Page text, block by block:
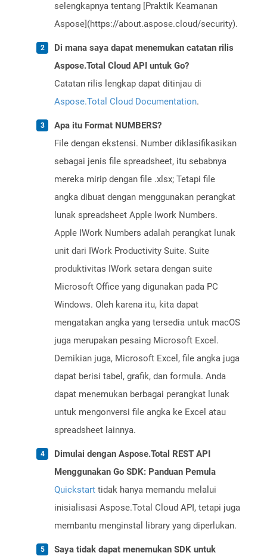
selengkapnya tentang [Praktik Keamanan
Aspose](https://about.aspose.cloud/security).
Di mana saya dapat menemukan catatan rilis
Aspose.Total Cloud API untuk Go?
Catatan rilis lengkap dapat ditinjau di
Aspose.Total Cloud Documentation.
Apa itu Format NUMBERS?
File dengan ekstensi. Number diklasifikasikan
sebagai jenis file spreadsheet, itu sebabnya
mereka mirip dengan file .xlsx; Tetapi file
angka dibuat dengan menggunakan perangkat
lunak spreadsheet Apple Iwork Numbers.
Apple IWork Numbers adalah perangkat lunak
unit dari IWork Productivity Suite. Suite
produktivitas IWork setara dengan suite
Microsoft Office yang digunakan pada PC
Windows. Oleh karena itu, kita dapat
mengatakan angka yang tersedia untuk macOS
juga merupakan pesaing Microsoft Excel.
Demikian juga, Microsoft Excel, file angka juga
dapat berisi tabel, grafik, dan formula. Anda
dapat menemukan berbagai perangkat lunak
untuk mengonversi file angka ke Excel atau
spreadsheet lainnya.
Dimulai dengan Aspose.Total REST API
Menggunakan Go SDK: Panduan Pemula
Quickstart tidak hanya memandu melalui
inisialisasi Aspose.Total Cloud API, tetapi juga
membantu menginstal library yang diperlukan.
Saya tidak dapat menemukan SDK untuk